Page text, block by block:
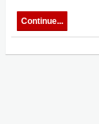
Continue...